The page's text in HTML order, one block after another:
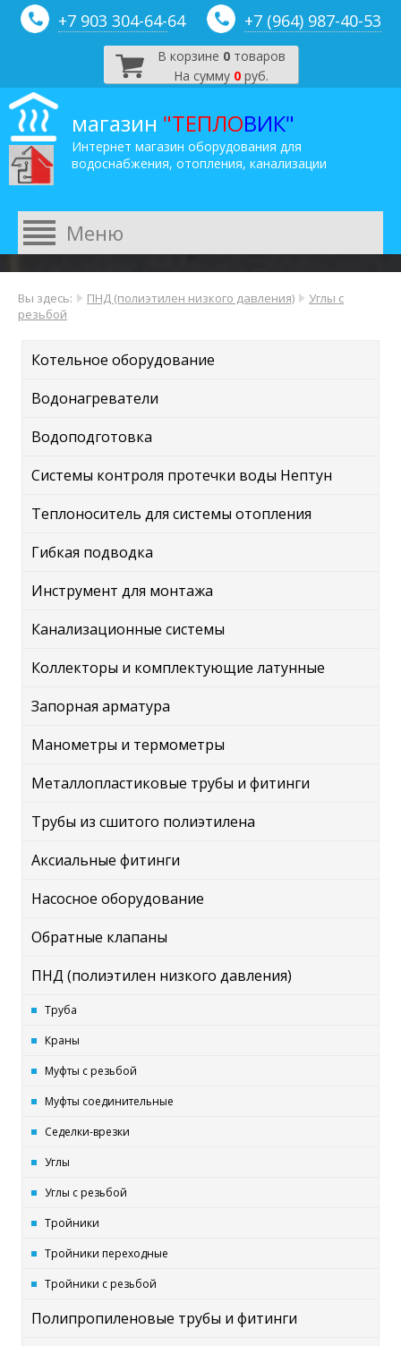
+7 903 304-64-64 +7 (964) 987-40-53
В корзине 0товаров
На сумму 0 руб.
магазин "ТЕПЛОВИК"
Интернет магазин оборудования для
водоснабжения, отопления, канализации
Вы здесь: ПНД (полиэтилен низкого давления)
Углы с
резьбой
Котельное оборудование
Водонагреватели
Водоподготовка
Системы контроля протечки воды Нептун
Теплоноситель для системы отопления
Гибкая подводка
Инструмент для монтажа
Канализационные системы
Коллекторы и комплектующие латунные
Запорная арматура
Манометры и термометры
Металлопластиковые трубы и фитинги
Трубы из сшитого полиэтилена
Аксиальные фитинги
Насосное оборудование
Обратные клапаны
ПНД (полиэтилен низкого давления)
Труба
Краны
Муфты с резьбой
Муфты соединительные
Седелки-врезки
Углы
Углы с резьбой
Тройники
Тройники переходные
Тройники с резьбой
Полипропиленовые трубы и фитинги